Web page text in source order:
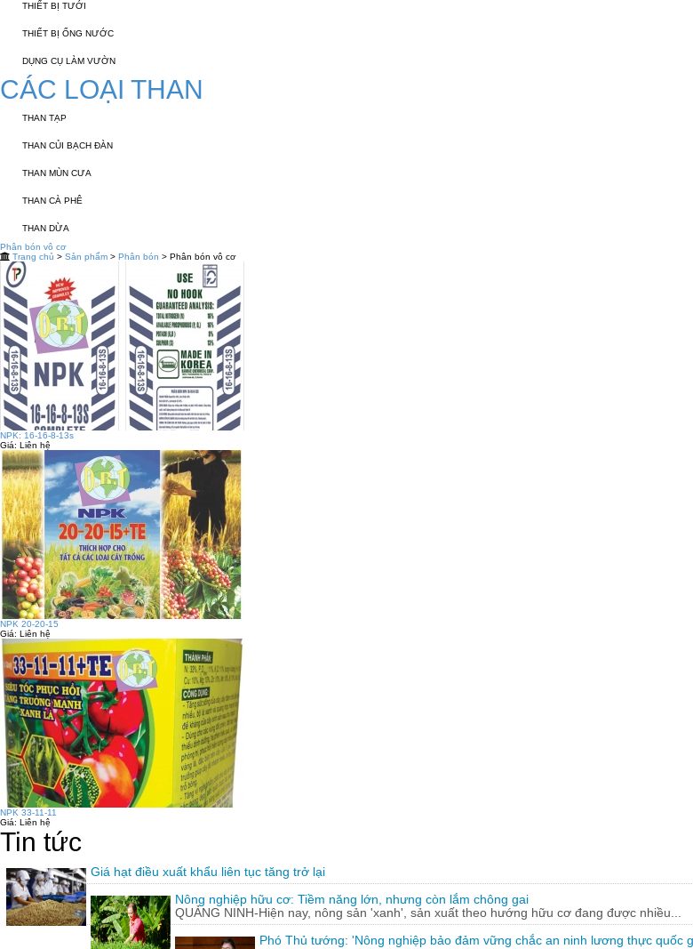
THIẾT BỊ TƯỚI
THIẾT BỊ ỐNG NƯỚC
DỤNG CỤ LÀM VƯỜN
CÁC LOẠI THAN
THAN TẠP
THAN CỦI BẠCH ĐÀN
THAN MÙN CƯA
THAN CÀ PHÊ
THAN DỪA
Phân bón vô cơ
Trang chủ > Sản phẩm > Phân bón > Phân bón vô cơ
NPK: 16-16-8-13s
Giá: Liên hệ
NPK 20-20-15
Giá: Liên hệ
NPK 33-11-11
Giá: Liên hệ
Tin tức
Giá hạt điều xuất khẩu liên tục tăng trở lại
Nông nghiệp hữu cơ: Tiềm năng lớn, nhưng còn lắm chông gai
QUẢNG NINH-Hiện nay, nông sản 'xanh', sản xuất theo hướng hữu cơ đang được nhiều...
Phó Thủ tướng: 'Nông nghiệp bảo đảm vững chắc an ninh lương thực quốc